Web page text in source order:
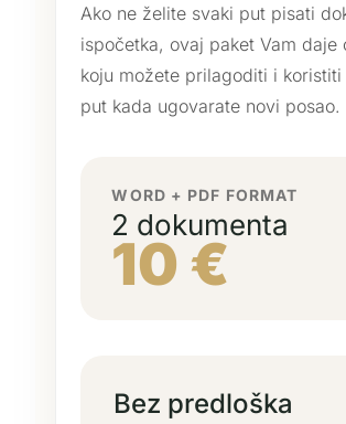
Ako ne želite svaki put pisati
ispočetka, ovaj paket Vam daje
koju možete prilagoditi i koristiti
put kada ugovarate novi posao.
WORD + PDF FORMAT
2 dokumenta
10 €
Bez predloška